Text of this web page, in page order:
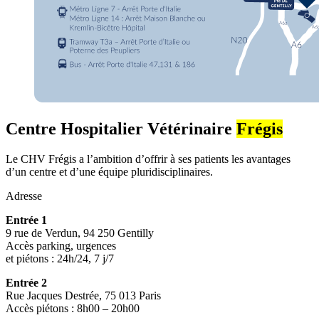
Centre Hospitalier Vétérinaire Frégis
Le CHV Frégis a l’ambition d’offrir à ses patients les avantages
d’un centre et d’une équipe pluridisciplinaires.
Adresse
Entrée 1
9 rue de Verdun, 94 250 Gentilly
Accès parking, urgences
et piétons : 24h/24, 7 j/7
Entrée 2
Rue Jacques Destrée, 75 013 Paris
Accès piétons : 8h00 – 20h00